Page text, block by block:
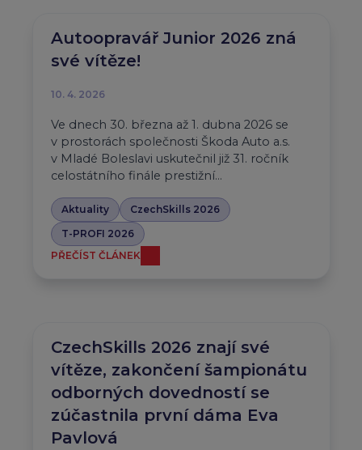
Autoopravář Junior 2026 zná
své vítěze!
10. 4. 2026
Ve dnech 30. března až 1. dubna 2026 se
v prostorách společnosti Škoda Auto a.s.
v Mladé Boleslavi uskutečnil již 31. ročník
celostátního finále prestižní…
Aktuality
CzechSkills 2026
T-PROFI 2026
PŘEČÍST ČLÁNEK
CzechSkills 2026 znají své
vítěze, zakončení šampionátu
odborných dovedností se
zúčastnila první dáma Eva
Pavlová